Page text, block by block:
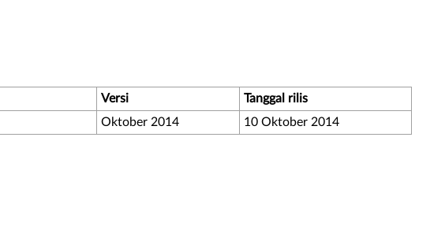
Versi
Tanggal rilis
Oktober 2014 10 Oktober 2014